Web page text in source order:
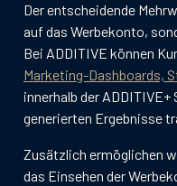
Der entscheidende
auf das Werbekonto,
Bei ADDITIVE können
Marketing-Dashboards,
innerhalb der ADDITIVE+
generierten Ergebnisse
Zusätzlich ermöglichen
das Einsehen der